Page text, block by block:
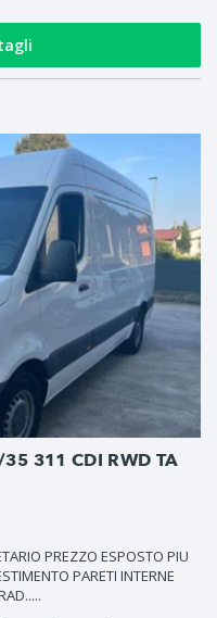
311 CDI RWD TA
PREZZO ESPOSTO PIU
PARETI INTERNE